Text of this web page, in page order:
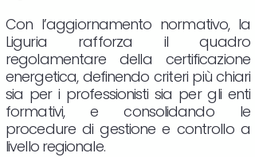
Con l’aggiornamento normativo, la
Liguria rafforza il quadro
regolamentare della certificazione
energetica, definendo criteri più chiari
sia per i professionisti sia per gli enti
formativi, e consolidando le
procedure di gestione e controllo a
livello regionale.